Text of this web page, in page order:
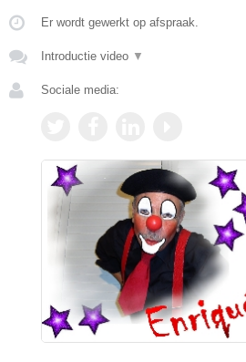
Er wordt gewerkt op afspraak.
Introductie video ▼
Sociale media: